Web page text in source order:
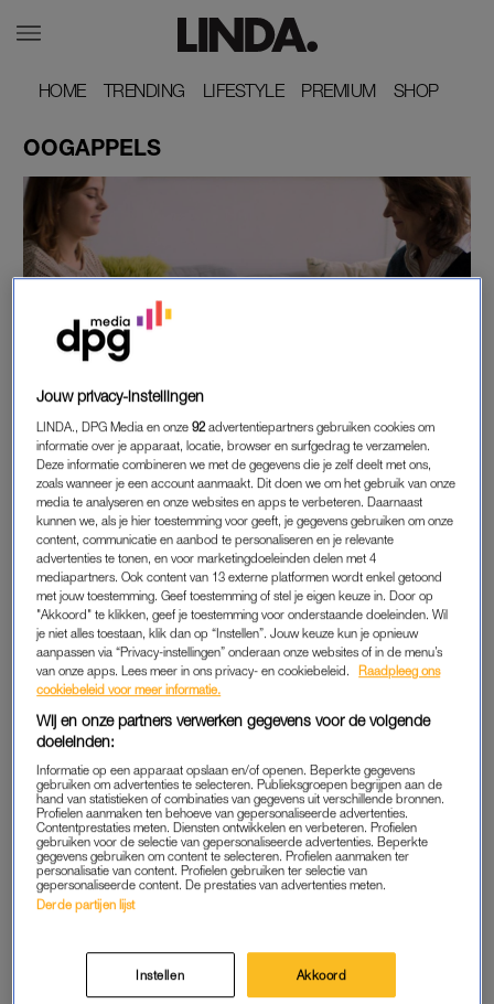
HOME
HOME TRENDING
TRENDING LIFESTYLE
LIFESTYLE PREMIUM
PREMIUM SHOP
SHOP
OOGAPPELS
WILL KOOPMAN LICHT TIP VAN DE SLUIER OP
OVER VERVOLG 'OOGAPPELS'
NIEUWS
Einde van 'Oogappels' zorgt
voor tranen met tuiten:
'Prachtige slotzinnen van
Merel'
MOET JE EVEN ZIEN
Actrice Malou Gorter neemt
met foto's afscheid van
'Oogappels': 'Merel ach
Merel, ik zal haar missen'
WIL JE ZIEN
Tatum Dagelet blikt samen
met Saskia Weerstand terug
op 'Brutale Meiden':
'Mensen beledigen was niet
leuk meer'
BEKEND
Will Koopman moest
'verschrikkelijk huilen' bij
echt voorbij'
MOET JE EVEN ZIEN
Laatste seizoen
'Oogappels': zó zijn de
acteurs door de jaren heen
veranderd
BEKEND
Will Koopman heeft veel
gehuild tijdens montage van
'Oogappels': 'Alles komt
samen'
ADVERTORIAL
Jolanda reisde naar een
kwamen aan, onze koffers
WAT GOÉÉÉÉD
'Genoten'
Jouw privacy-instellingen
LINDA., DPG Media en onze92 advertentiepartners gebruiken cookies om
informatie over je apparaat, locatie, browser en surfgedrag te verzamelen.
Deze informatie combineren we met de gegevens die je zelf deelt met ons,
zoals wanneer je een account aanmaakt. Dit doen we om het gebruik van onze
media te analyseren en onze websites en apps te verbeteren. Daarnaast
kunnen we, als je hier toestemming voor geeft, je gegevens gebruiken om onze
content, communicatie en aanbod te personaliseren en je relevante
advertenties te tonen, en voor marketingdoeleinden delen met 4
mediapartners. Ook content van 13 externe platformen wordt enkel getoond
met jouw toestemming. Geef toestemming of stel je eigen keuze in. Door op
"Akkoord" te klikken, geef je toestemming voor onderstaande doeleinden. Wil
je niet alles toestaan, klik dan op “Instellen”. Jouw keuze kun je opnieuw
aanpassen via “Privacy-instellingen” onderaan onze websites of in de menu’s
van onze apps. Lees meer in ons privacy- en cookiebeleid.
Raadpleeg ons
cookiebeleid voor meer informatie.
Wij en onze partners verwerken gegevens voor de volgende
doeleinden:
Informatie op een apparaat opslaan en/of openen. Beperkte gegevens
gebruiken om advertenties te selecteren. Publieksgroepen begrijpen aan de
hand van statistieken of combinaties van gegevens uit verschillende bronnen.
Profielen aanmaken ten behoeve van gepersonaliseerde advertenties.
Contentprestaties meten. Diensten ontwikkelen en verbeteren. Profielen
gebruiken voor de selectie van gepersonaliseerde advertenties. Beperkte
gegevens gebruiken om content te selecteren. Profielen aanmaken ter
personalisatie van content. Profielen gebruiken ter selectie van
gepersonaliseerde content. De prestaties van advertenties meten.
Derde partijen lijst
Instellen Akkoord